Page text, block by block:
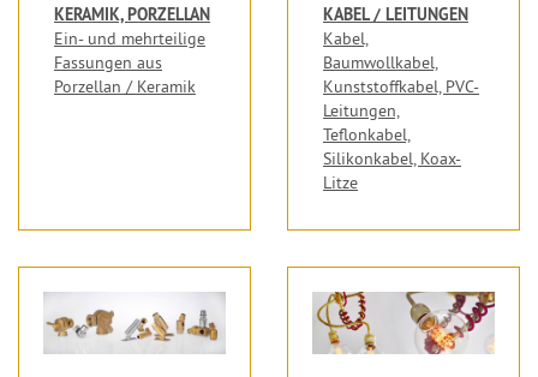
KERAMIK, PORZELLAN
Ein- und mehrteilige
Fassungen aus
Porzellan / Keramik
KABEL / LEITUNGEN
Kabel,
Baumwollkabel,
Kunststoffkabel, PVC-
Leitungen,
Teflonkabel,
Silikonkabel, Koax-
Litze